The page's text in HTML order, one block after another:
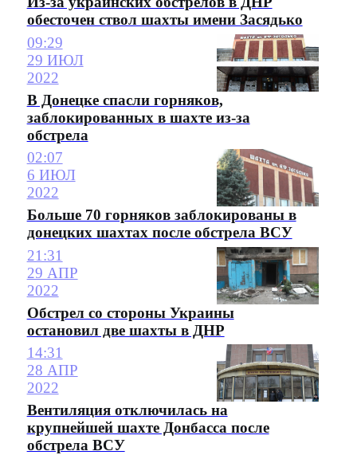
обесточен ствол шахты имени Засядько
09:29
29 ИЮЛ
2022
В Донецке спасли горняков,
заблокированных в шахте из-за
обстрела
02:07
6 ИЮЛ
2022
Больше 70 горняков заблокированы в
донецких шахтах после обстрела ВСУ
21:31
29 АПР
2022
Обстрел со стороны Украины
остановил две шахты в ДНР
14:31
28 АПР
2022
Вентиляция отключилась на
крупнейшей шахте Донбасса после
обстрела ВСУ